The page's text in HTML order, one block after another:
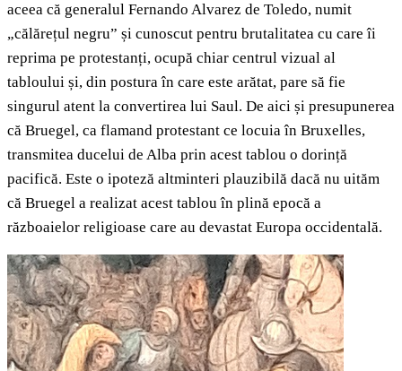
aceea că generalul Fernando Alvarez de Toledo, numit
„călărețul negru” și cunoscut pentru brutalitatea cu care îi
reprima pe protestanți, ocupă chiar centrul vizual al
tabloului și, din postura în care este arătat, pare să fie
singurul atent la convertirea lui Saul. De aici și presupunerea
că Bruegel, ca flamand protestant ce locuia în Bruxelles,
transmitea ducelui de Alba prin acest tablou o dorință
pacifică. Este o ipoteză altminteri plauzibilă dacă nu uităm
că Bruegel a realizat acest tablou în plină epocă a
războaielor religioase care au devastat Europa occidentală.